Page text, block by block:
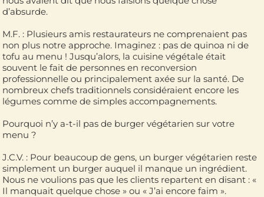
d’absurde.
M.F. : Plusieurs amis restaurateurs ne comprenaient pas
non plus notre approche. Imaginez : pas de quinoa ni de
tofu au menu ! Jusqu’alors, la cuisine végétale était
souvent le fait de personnes en reconversion
professionnelle ou principalement axée sur la santé. De
nombreux chefs traditionnels considéraient encore les
légumes comme de simples accompagnements.
Pourquoi n’y a-t-il pas de burger végétarien sur votre
menu ?
J.C.V. : Pour beaucoup de gens, un burger végétarien reste
simplement un burger auquel il manque un ingrédient.
Nous ne voulions pas que les clients repartent en disant : «
Il manquait quelque chose » ou « J’ai encore faim ».